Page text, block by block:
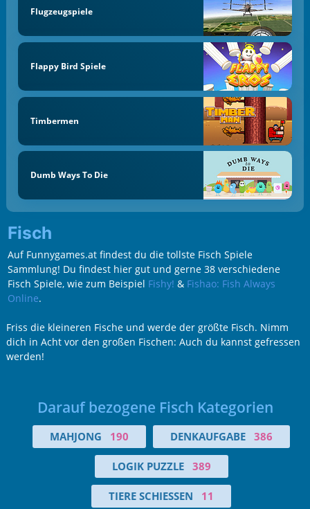
Flugzeugspiele
Flappy Bird Spiele
Timbermen
Dumb Ways To Die
Fisch
Auf Funnygames.at findest du die tollste Fisch Spiele
Sammlung! Du findest hier gut und gerne 38 verschiedene
Fisch Spiele, wie zum Beispiel Fishy! & Fishao: Fish Always
Online.
Friss die kleineren Fische und werde der größte Fisch. Nimm
dich in Acht vor den großen Fischen: Auch du kannst gefressen
werden!
Darauf bezogene Fisch Kategorien
MAHJONG 190 DENKAUFGABE 386
LOGIK PUZZLE 389
TIERE SCHIESSEN 11